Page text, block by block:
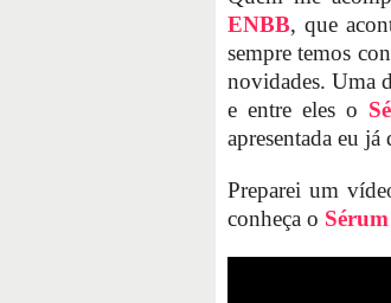
ENBB, que
sempre temos
novidades. Uma
e entre eles o
apresentada eu
Preparei um
conheça o